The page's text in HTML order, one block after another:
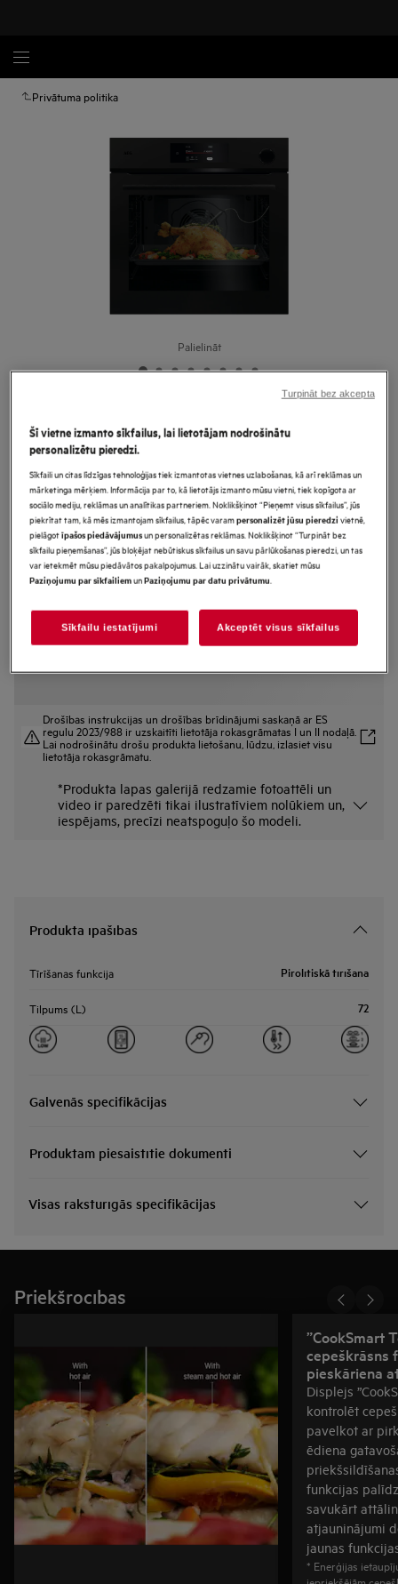
Privātuma politika
Palielināt
MealAssist with SteamCrisp
7000.sērijas Iebūvējama tvaika
cepeškrāsns
Ražojuma informācijas lapa
Priekšrocības
7000. sērijas cepeškrāsns “MealAssist” ar “SteamCrisp®” garantē izcilus
„SteamCrisp®“ cirkulē gaisu cepeškrāsnī kraukšķīgiem un sulīgiem
rezultātiem.
”CookSmart Touch”. Pārvaldiet cepeškrāsns funkcijas, pavelkot ar pirkstu.
Drošības instrukcijas un drošības brīdinājumi saskaņā ar ES
regulu 2023/988 ir uzskaitīti lietotāja rokasgrāmatas I un II nodaļā.
Lai nodrošinātu drošu produkta lietošanu, lūdzu, izlasiet visu
lietotāja rokasgrāmatu.
*Produkta lapas galerijā redzamie fotoattēli un
video ir paredzēti tikai ilustratīviem nolūkiem un,
iespējams, precīzi neatspoguļo šo modeli.
Produkta īpašības
Tīrīšanas funkcija Pirolītiskā tīrīšana
Tilpums (L) 72
Galvenās specifikācijas
Produktam piesaistītie dokumenti
Visas raksturīgās specifikācijas
Priekšrocības
”CookSmart
cepeškrāsns
pieskāriena
Displejs
kontrolēt
pavelkot ar
ēdiena
funkcijas
savukārt
atjauninājumi
jaunas
* Enerģijas
Šī vietne izmanto sīkfailus, lai lietotājam nodrošinātu
personalizētu pieredzi.
Sīkfaili un citas līdzīgas tehnoloģijas tiek izmantotas vietnes uzlabošanas, kā arī reklāmas un
mārketinga mērķiem. Informācija par to, kā lietotājs izmanto mūsu vietni, tiek kopīgota ar
sociālo mediju, reklāmas un analītikas partneriem. Noklikšķinot “Pieņemt visus sīkfailus”, jūs
piekrītat tam, kā mēs izmantojam sīkfailus, tāpēc varampersonalizēt jūsu pieredzivietnē,
pielāgotīpašos piedāvājumusun personalizētas reklāmas. Noklikšķinot “Turpināt bez
sīkfailu pieņemšanas”, jūs bloķējat nebūtiskus sīkfailus un savu pārlūkošanas pieredzi, un tas
var ietekmēt mūsu piedāvātos pakalpojumus. Lai uzzinātu vairāk, skatiet mūsu
Paziņojumu par sīkfailiemunPaziņojumu par datu privātumu.
Sīkfailu iestatījumi Akceptēt visus sīkfailus
Turpināt bez akcepta